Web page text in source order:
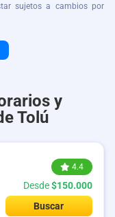
sujetos a cambios por
y
Tolú
4.4
Desde$150.000
Buscar